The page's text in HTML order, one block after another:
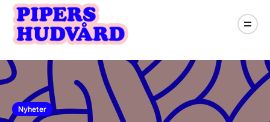
Nyheter